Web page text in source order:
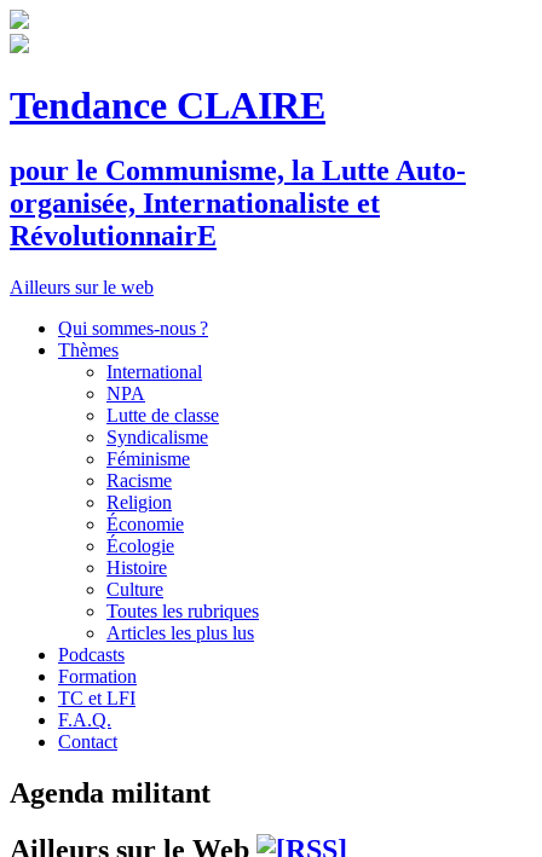
Tendance CLAIRE
pour le Communisme, la Lutte Auto-
organisée, Internationaliste et
RévolutionnairE
Ailleurs sur le web
Qui sommes-nous ?
Thèmes
International
NPA
Lutte de classe
Syndicalisme
Féminisme
Racisme
Religion
Économie
Écologie
Histoire
Culture
Toutes les rubriques
Articles les plus lus
Podcasts
Formation
TC et LFI
F.A.Q.
Contact
Agenda militant
Ailleurs sur le Web